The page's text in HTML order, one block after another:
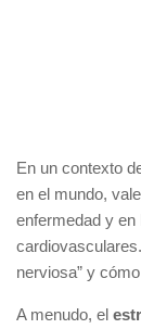
En un contexto
en el mundo,
enfermedad y en
nerviosa” y
A menudo, el